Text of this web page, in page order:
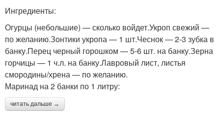
Ингредиенты:
Огурцы (небольшие) — сколько войдет.Укроп свежий —
по желанию.Зонтики укропа — 1 шт.Чеснок — 2-3 зубка в
банку.Перец черный горошком — 5-6 шт. на банку.Зерна
горчицы — 1 ч.л. на банку.Лавровый лист, листья
смородины/хрена — по желанию.
Маринад на 2 банки по 1 литру:
читать дальше →